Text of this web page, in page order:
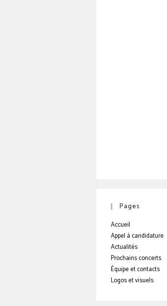
Pages
Accueil
Appel à candidature
Actualités
Prochains concerts
Équipe et contacts
Logos et visuels